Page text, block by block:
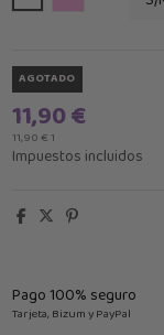
AGOTADO
11,90 €
11,90 € 1
Impuestos incluidos
Pago 100% seguro
Tarjeta, Bizum y PayPal